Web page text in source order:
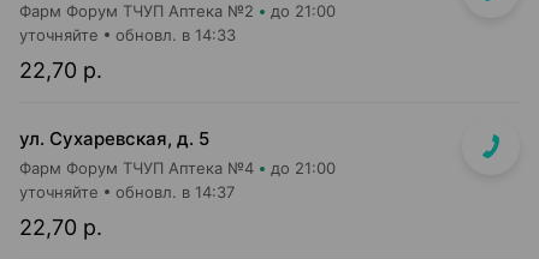
Фарм Форум ТЧУП Аптека №2 до 21:00
22,70 р.
уточняйте обновл. в 14:33
ул. Сухаревская, д. 5
Фарм Форум ТЧУП Аптека №4 до 21:00
22,70 р.
уточняйте обновл. в 14:37